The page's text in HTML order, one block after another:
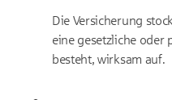
Die Versicherung
eine gesetzliche oder
besteht, wirksam auf.